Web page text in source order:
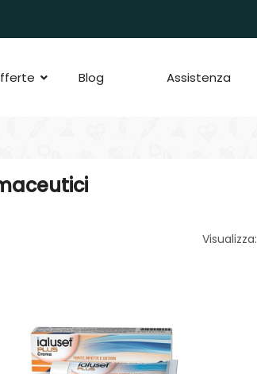
Blog Assistenza
Visualizza: